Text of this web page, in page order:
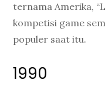
ternama Amerika,
kompetisi game
populer saat itu.
1990